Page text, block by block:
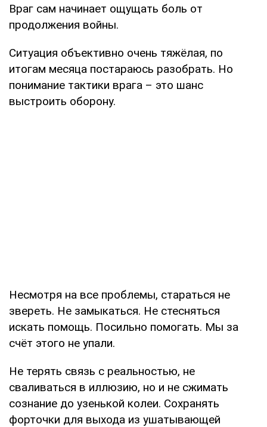
Враг сам начинает ощущать боль от
продолжения войны.
Ситуация объективно очень тяжёлая, по
итогам месяца постараюсь разобрать. Но
понимание тактики врага – это шанс
выстроить оборону.
Несмотря на все проблемы, стараться не
звереть. Не замыкаться. Не стесняться
искать помощь. Посильно помогать. Мы за
счёт этого не упали.
Не терять связь с реальностью, не
сваливаться в иллюзию, но и не сжимать
сознание до узенькой колеи. Сохранять
форточки для выхода из ушатывающей